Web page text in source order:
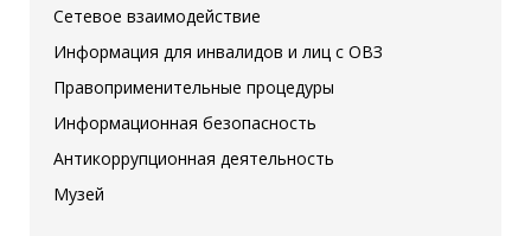
Сетевое взаимодействие
Информация для инвалидов и лиц с ОВЗ
Правоприменительные процедуры
Информационная безопасность
Антикоррупционная деятельность
Музей